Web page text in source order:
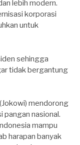
lebih modern.
korporasi
untuk
sehingga
tidak bergantung
mendorong
pangan nasional.
mampu
harapan banyak